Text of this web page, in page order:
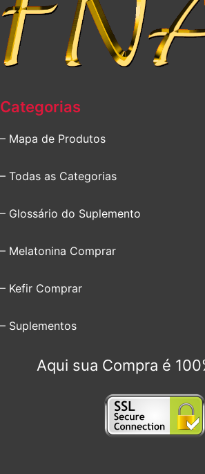
Categorias
– Mapa de Produtos
– Todas as Categorias
– Glossário do Suplemento
– Melatonina Comprar
– Kefir Comprar
– Suplementos
Aqui sua Compra é